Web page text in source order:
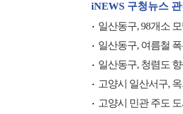
iNEWS 구청뉴스
일산동구, 98개소
일산동구, 여름철
일산동구, 청렴도 향
고양시 일산서구,
고양시 민관 주도